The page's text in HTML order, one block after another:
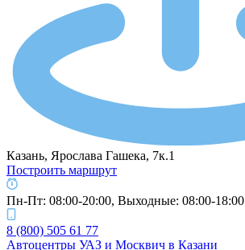
Казань, Ярослава Гашека, 7к.1
Построить маршрут
Пн-Пт: 08:00-20:00, Выходные: 08:00-18:00
8 (800) 505 61 77
Автоцентры УАЗ и Москвич в Казани